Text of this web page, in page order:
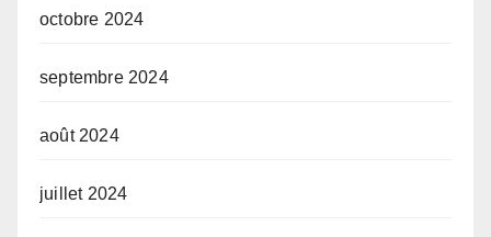
octobre 2024
septembre 2024
août 2024
juillet 2024